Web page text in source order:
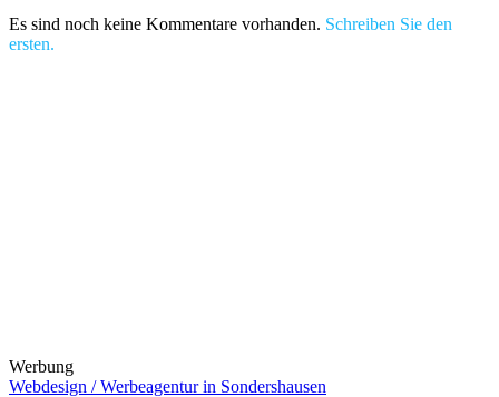
Es sind noch keine Kommentare vorhanden. Schreiben Sie den
ersten.
Werbung
Webdesign / Werbeagentur in Sondershausen